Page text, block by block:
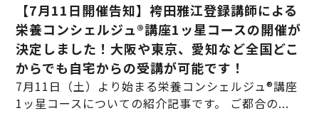
【7月11日開催告知】袴田雅江登録講師による
栄養コンシェルジュ®講座1ッ星コースの開催が
決定しました！大阪や東京、愛知など全国どこ
からでも自宅からの受講が可能です！
7月11日（土）より始まる栄養コンシェルジュ®講座
1ッ星コースについての紹介記事です。 ご都合の...